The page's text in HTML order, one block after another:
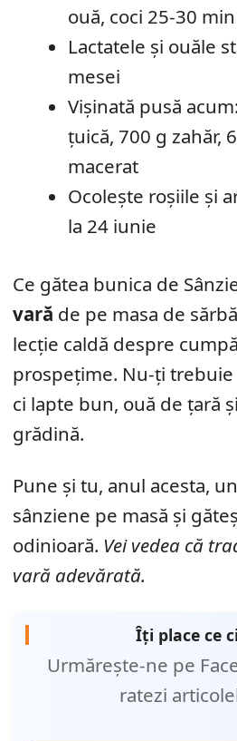
ouă, coci 25-30
Lactatele și ouăle
mesei
Vișinată pusă
țuică, 700 g zahăr,
macerat
Ocolește roșiile și
la 24 iunie
Ce gătea bunica de
vară de pe masa de
lecție caldă despre
prospețime. Nu-ți
ci lapte bun, ouă de țară
grădină.
Pune și tu, anul acesta,
sânziene pe masă și
odinioară. Vei vedea că
vară adevărată.
Îți place ce
Urmărește-ne pe
ratezi